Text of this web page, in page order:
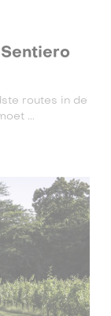
routes in de
...